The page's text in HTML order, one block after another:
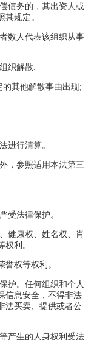
债务的，其出资人或
规定。
数人代表该组织从事
织解散:
其他解散事由出现;
进行清算。
，参照适用本法第三
受法律保护。
健康权、姓名权、肖
利。
权等权利。
护。任何组织和个人
信息安全，不得非法
法买卖、提供或者公
产生的人身权利受法